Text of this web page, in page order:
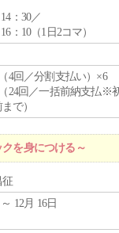
：30／
：10（1日2コマ）
4回／分割支払い）×6
24回／一括前納支払※
で）
を身につける～
12月 16日